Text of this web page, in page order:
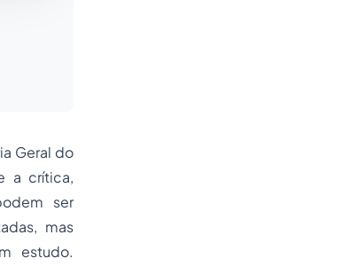
Geral do
a crítica,
ser
mas
estudo.